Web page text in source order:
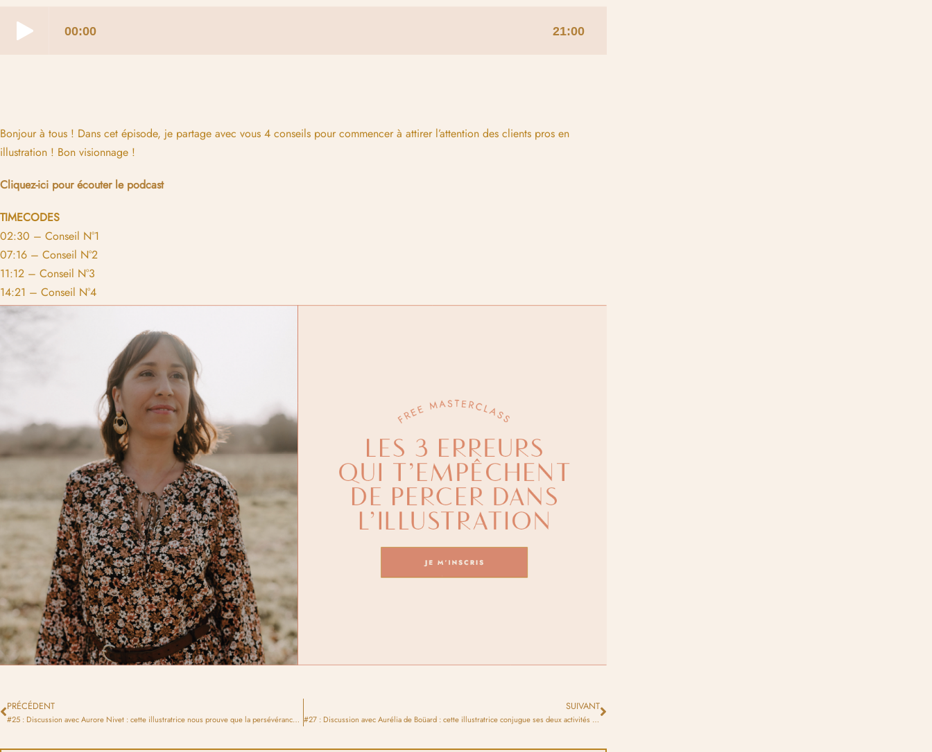
Bonjour à tous ! Dans cet épisode, je partage avec vous 4 conseils pour commencer à attirer l’attention des clients pros en
illustration ! Bon visionnage !
Cliquez-ici pour écouter le podcast
TIMECODES
02:30 – Conseil N°1
07:16 – Conseil N°2
11:12 – Conseil N°3
14:21 – Conseil N°4
PRÉCÉDENT
#25 : Discussion avec Aurore Nivet : cette illustratrice nous prouve que la persévérance paye !
SUIVANT
#27 : Discussion avec Aurélia de Boüard : cette illustratrice conjugue ses deux activités avec brio